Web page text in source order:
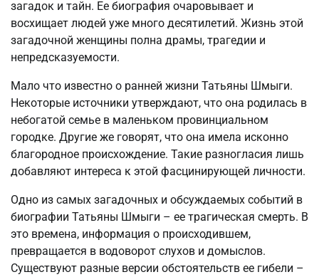
загадок и тайн. Ее биография очаровывает и
восхищает людей уже много десятилетий. Жизнь этой
загадочной женщины полна драмы, трагедии и
непредсказуемости.
Мало что известно о ранней жизни Татьяны Шмыги.
Некоторые источники утверждают, что она родилась в
небогатой семье в маленьком провинциальном
городке. Другие же говорят, что она имела исконно
благородное происхождение. Такие разногласия лишь
добавляют интереса к этой фасцинирующей личности.
Одно из самых загадочных и обсуждаемых событий в
биографии Татьяны Шмыги – ее трагическая смерть. В
это времена, информация о происходившем,
превращается в водоворот слухов и домыслов.
Существуют разные версии обстоятельств ее гибели –